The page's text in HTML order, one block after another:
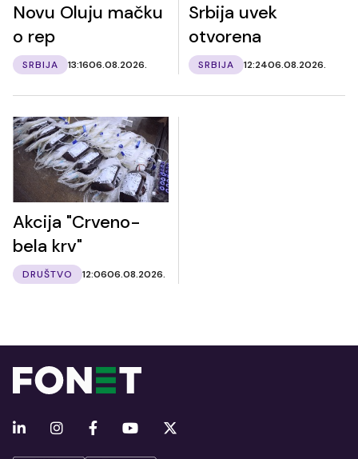
Novu Oluju mačku
o rep
SRBIJA 13:1606.08.2026.
Srbija uvek
otvorena
SRBIJA 12:2406.08.2026.
Akcija "Crveno-
bela krv"
DRUŠTVO 12:0606.08.2026.